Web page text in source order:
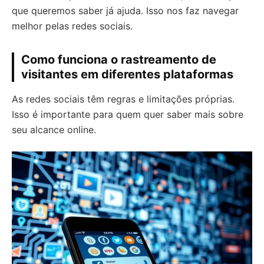
que queremos saber já ajuda. Isso nos faz navegar
melhor pelas redes sociais.
Como funciona o rastreamento de
visitantes em diferentes plataformas
As redes sociais têm regras e limitações próprias.
Isso é importante para quem quer saber mais sobre
seu alcance online.